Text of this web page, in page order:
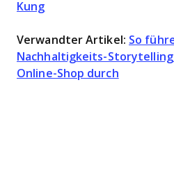
Kung
Verwandter Artikel: So
Nachhaltigkeits-
Online-Shop durch